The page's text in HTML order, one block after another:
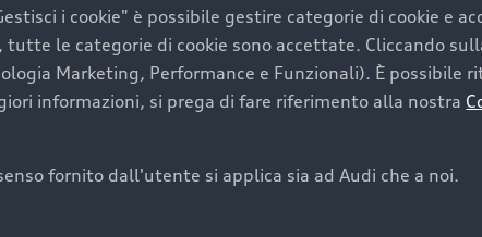
convenienza, affidabilità e sostenibilità. Per fare un
del marchio. Audi offre l’auto usata perfetta tramite
la tua prossima
i cookie" è possibile gestire categorie di cookie e
le categorie di cookie sono accettate. Cliccando
Marketing, Performance e Funzionali). È possibile
informazioni, si prega di fare riferimento alla nostra
fornito dall'utente si applica sia ad Audi che a noi.